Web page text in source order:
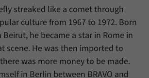
streaked like a comet through
culture from 1967 to 1972. Born
Beirut, he became a star in Rome in
scene. He was then imported to
was more money to be made.
in Berlin between BRAVO and
speichern.